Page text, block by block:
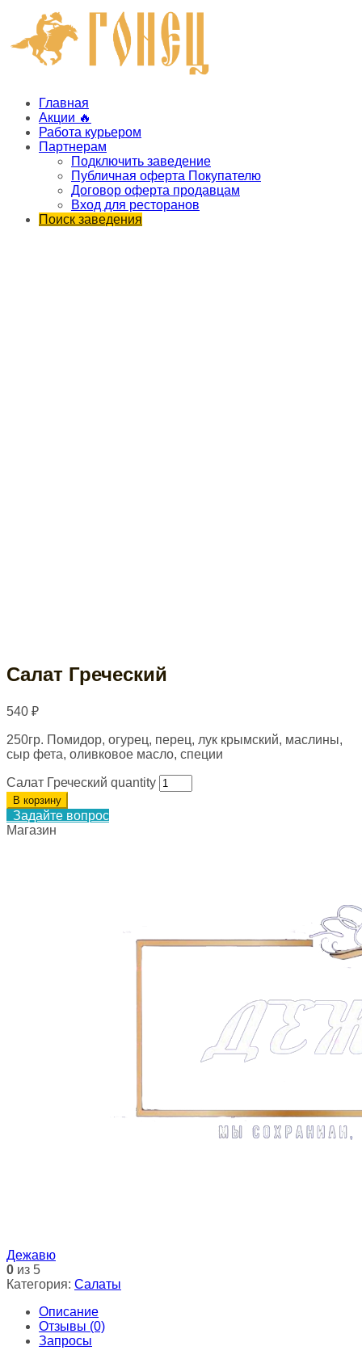
Главная
Акции 🔥
Работа курьером
Партнерам
Подключить заведение
Публичная оферта Покупателю
Договор оферта продавцам
Вход для ресторанов
Поиск заведения
Салат Греческий
540 ₽
250гр. Помидор, огурец, перец, лук крымский, маслины,
сыр фета, оливковое масло, специи
Салат Греческий quantity
В корзину
Задайте вопрос
Магазин
Дежавю
0 из 5
Категория: Салаты
Описание
Отзывы (0)
Запросы